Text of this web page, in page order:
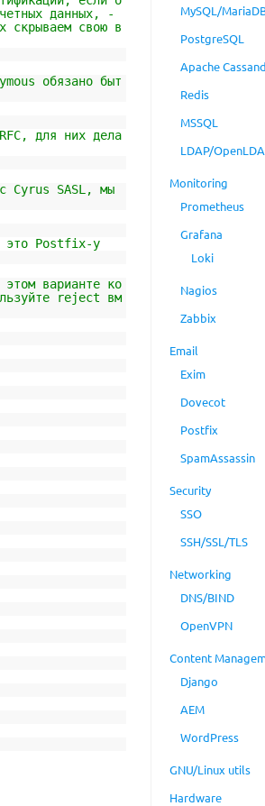
данных, -
скрываем свою в
обязано быт
для них дела
Cyrus SASL, мы
это Postfix-у
варианте ко
reject вм
MySQL/
PostgreSQL
Apache
Redis
MSSQL
LDAP/
Monitoring
Prometheus
Grafana
Loki
Nagios
Zabbix
Email
Exim
Dovecot
Postfix
SpamAssassin
Security
SSO
SSH/SSL/TLS
Networking
DNS/BIND
OpenVPN
Content
Django
AEM
WordPress
GNU/Linux utils
Hardware